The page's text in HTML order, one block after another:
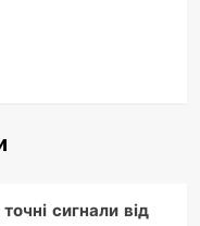
сигнали від